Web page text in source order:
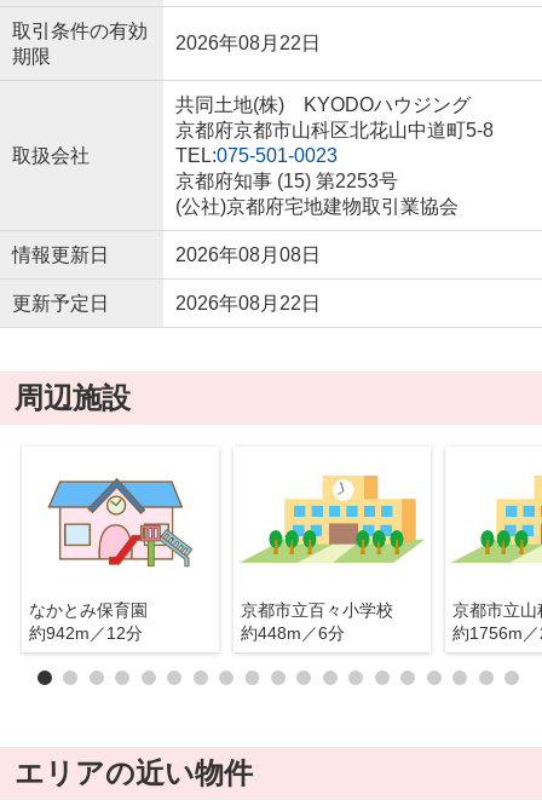
取引条件の有効
期限
2026年08月22日
取扱会社
共同土地(株) KYODOハウジング
京都府京都市山科区北花山中道町5-8
TEL:075-501-0023
京都府知事 (15) 第2253号
(公社)京都府宅地建物取引業協会
情報更新日 2026年08月08日
更新予定日 2026年08月22日
周辺施設
なかとみ保育園
約942m／12分
京都市立百々小学校
約448m／6分
京都市立山
約1756m
エリアの近い物件